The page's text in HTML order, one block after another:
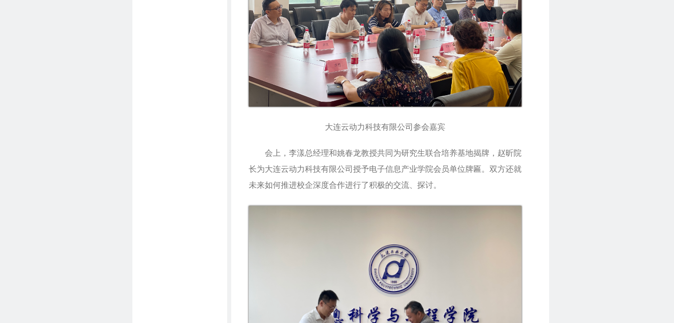
大连云动力科技有限公司参会嘉宾
会上，李漾总经理和姚春龙教授共同为研究生联合培养基地揭牌，赵昕院
长为大连云动力科技有限公司授予电子信息产业学院会员单位牌匾。双方还就
未来如何推进校企深度合作进行了积极的交流、探讨。